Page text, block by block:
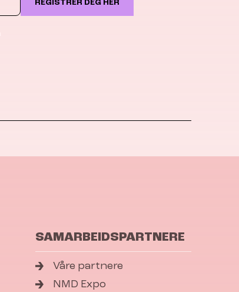
REGISTRER DEG HER
SAMARBEIDSPARTNERE
Våre partnere
NMD Expo